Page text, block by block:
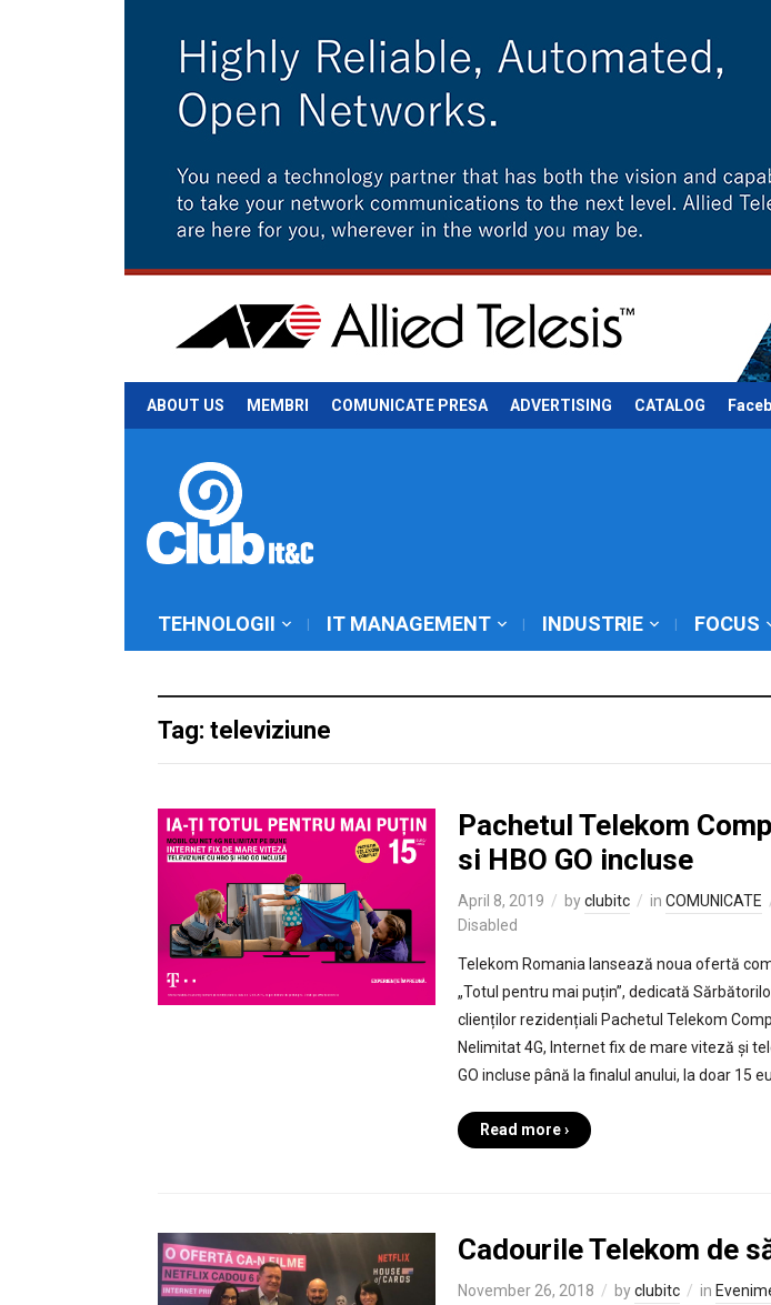
ABOUT US MEMBRI COMUNICATE PRESA ADVERTISING CATALOG
TEHNOLOGII IT MANAGEMENT INDUSTRIE FOCUS
Tag: televiziune
Pachetul Telekom
si HBO GO incluse
April 8, 2019 byclubitc in COMUNICATE
Disabled
Telekom Romania lansează noua ofertă
„Totul pentru mai puțin”, dedicată
clienților rezidențiali Pachetul Telekom
Nelimitat 4G, Internet fix de mare viteză și
GO incluse până la finalul anului, la doar 15
Read more ›
Cadourile Telekom de
November 26, 2018 byclubitc in